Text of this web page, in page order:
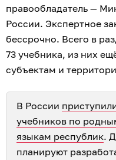
правообладатель —
России. Экспертное
бессрочно. Всего в
73 учебника, из них
субъектам и
В России
учебников по
языкам республик.
планируют